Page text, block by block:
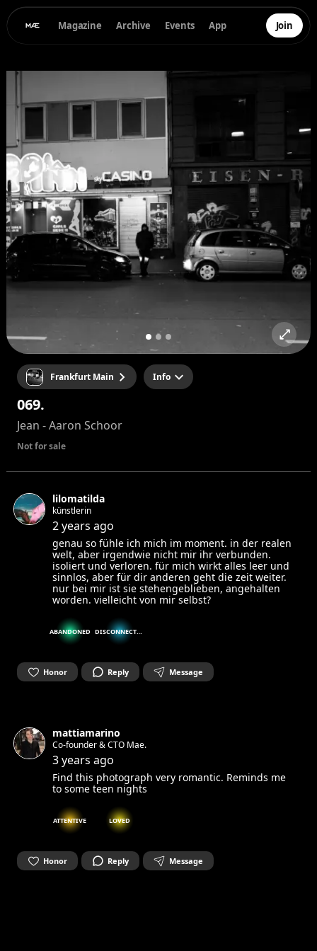
Magazine Archive Events App Join
Frankfurt Main Info
069.
Jean - Aaron Schoor
Not for sale
lilomatilda
künstlerin
2 years ago
genau so fühle ich mich im moment. in der realen
welt, aber irgendwie nicht mir ihr verbunden.
isoliert und verloren. für mich wirkt alles leer und
sinnlos, aber für dir anderen geht die zeit weiter.
nur bei mir ist sie stehengeblieben, angehalten
worden. vielleicht von mir selbst?
ABANDONED DISCONNECTED
Honor Reply Message
mattiamarino
Co-founder & CTO Mae.
3 years ago
Find this photograph very romantic. Reminds me
to some teen nights
ATTENTIVE LOVED
Honor Reply Message